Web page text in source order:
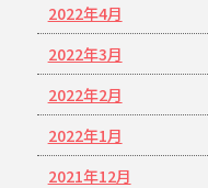
2022年4月
2022年3月
2022年2月
2022年1月
2021年12月